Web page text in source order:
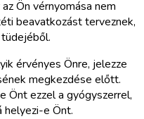
Ön vérnyomása nem
beavatkozást terveznek,
érvényes Önre, jelezze
megkezdése előtt.
Önt ezzel a gyógyszerrel,
helyezi-e Önt.